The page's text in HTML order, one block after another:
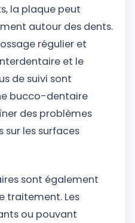
la plaque peut
autour des dents.
régulier et
et le
de suivi sont
bucco-dentaire
des problèmes
sur les surfaces
sont également
traitement. Les
ou pouvant